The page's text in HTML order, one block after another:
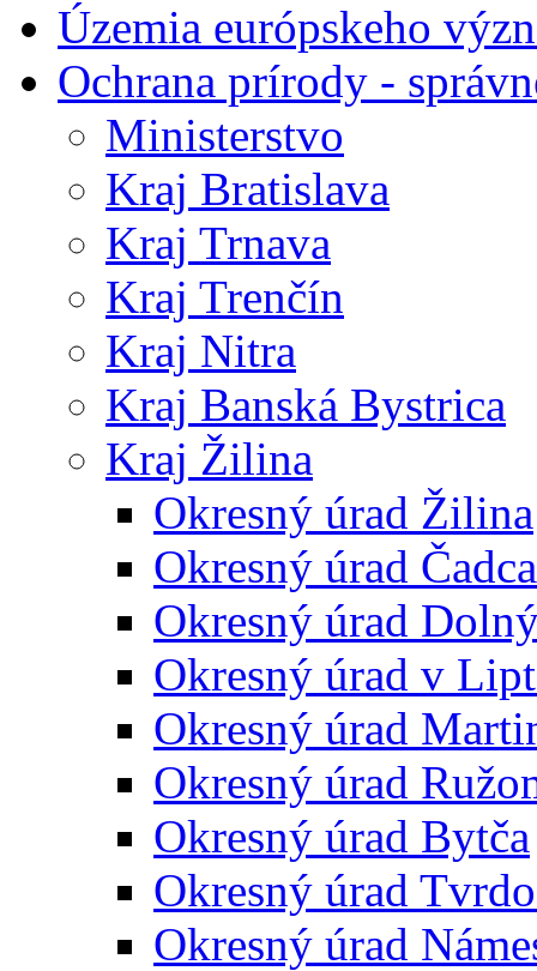
Územia európskeho
Ochrana prírody -
Ministerstvo
Kraj Bratislava
Kraj Trnava
Kraj Trenčín
Kraj Nitra
Kraj Banská Bystrica
Kraj Žilina
Okresný úrad Žilina
Okresný úrad Čadca
Okresný úrad
Okresný úrad v
Okresný úrad
Okresný úrad
Okresný úrad Bytča
Okresný úrad
Okresný úrad